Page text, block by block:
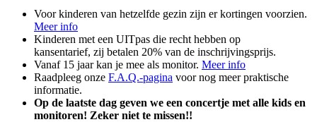
Voor kinderen van hetzelfde gezin zijn er kortingen voorzien.
Meer info
Kinderen met een UITpas die recht hebben op
kansentarief, zij betalen 20% van de inschrijvingsprijs.
Vanaf 15 jaar kan je mee als monitor. Meer info
Raadpleeg onze F.A.Q.-pagina voor nog meer praktische
informatie.
Op de laatste dag geven we een concertje met alle kids en
monitoren! Zeker niet te missen!!